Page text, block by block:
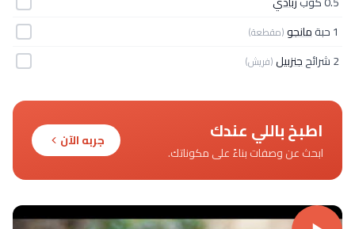
1 حبة
مانجو(مقطعة)
2 شرائح جنزبيل(فريش)
اطبخ باللي عندك
ابحث عن وصفات بناءً على مكوناتك.
جربه الآن